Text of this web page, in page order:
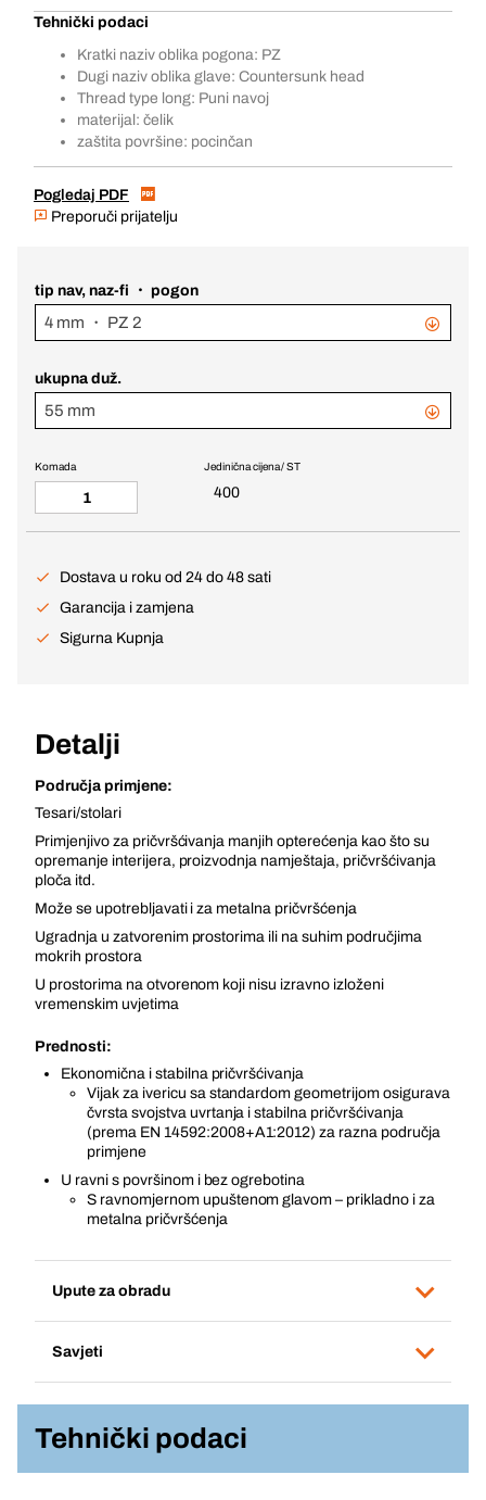
Tehnički podaci
Kratki naziv oblika pogona: PZ
Dugi naziv oblika glave: Countersunk head
Thread type long: Puni navoj
materijal: čelik
zaštita površine: pocinčan
Pogledaj PDF
Preporuči prijatelju
tip nav, naz-fi ・ pogon
4 mm ・ PZ 2
ukupna duž.
55 mm
Jedinična cijena / ST
400
Komada
Dostava u roku od 24 do 48 sati
Garancija i zamjena
Sigurna Kupnja
Detalji
Područja primjene:
Tesari/stolari
Primjenjivo za pričvršćivanja manjih opterećenja kao što su
opremanje interijera, proizvodnja namještaja, pričvršćivanja
ploča itd.
Može se upotrebljavati i za metalna pričvršćenja
Ugradnja u zatvorenim prostorima ili na suhim područjima
mokrih prostora
U prostorima na otvorenom koji nisu izravno izloženi
vremenskim uvjetima
Prednosti:
Ekonomična i stabilna pričvršćivanja
Vijak za ivericu sa standardom geometrijom osigurava
čvrsta svojstva uvrtanja i stabilna pričvršćivanja
(prema EN 14592:2008+A1:2012) za razna područja
primjene
U ravni s površinom i bez ogrebotina
S ravnomjernom upuštenom glavom – prikladno i za
metalna pričvršćenja
Upute za obradu
Savjeti
Tehnički podaci